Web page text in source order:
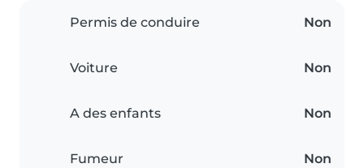
Permis de conduire Non
Voiture Non
A des enfants Non
Fumeur Non